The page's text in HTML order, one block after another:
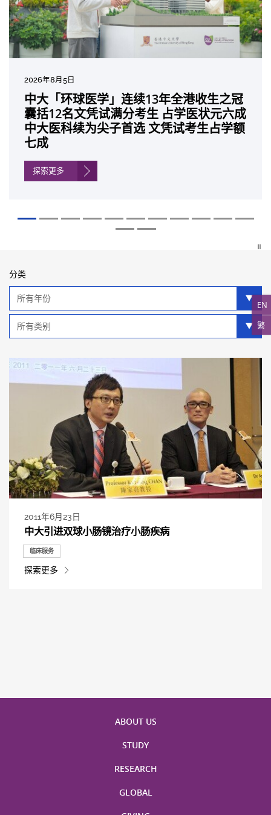
EN
繁
2026年8月5日
中大「环球医学」连续13年全港收生之冠
囊括12名文凭试满分考生 占学医状元六成
中大医科续为尖子首选 文凭试考生占学额
七成
探索更多
2026年7月10日
中大研发「AI-OCT」系统助测糖尿黄斑水
肿 假阳性转介个案锐减六成 缩短患者轮
候诊症时间
2026年7月10日
中大黄秀娟教授获颁中国工程界最高荣誉
「光华工程科技奖」 成为今届医药衞生领
域唯一香港学者
2026年7月7日
中大新设「香港中文大学凤凰奖学金」嘉
许公开试状元 鼓励学医状元走出课堂放眼
世界 装备21世纪妙手仁医
2026年6月29日
中大全新一站式PGT-Plus方案 精准辨识
传统检测中复杂基因异常「盲点」 降低人
工受孕流产及异常妊娠风险
2026年6月22日
中大发现青光眼治疗新靶点 小鼠实验证实
可恢复七成视力 有助开创崭新神经保护疗
法
2026年6月17日
中大成功拆解肝癌免疫治疗耐药性机制 揭
一种免疫细胞具「除废喂食」新功能助癌
细胞耐药性
2026年6月10日
中大与多名全球专家共同牵头跨国肺癌研
究 逾半晚期ALK阳性肺癌病人七年无恶化
因特定基因异常而引起的肺癌有望变成
「慢性病」 患者可与病共存
探索更多
2026年6月5日
中大教授陈重娥获颁「清野裕杰出领袖
奖」 成为本港首名学者荣膺亚洲糖尿病教
研最高荣誉
2026年6月2日
中大汇聚逾200位区域专家 探讨私人医疗
保险如何推动全民健康覆盖
探索更多
2026年5月19日
中大张源津医生成首位亚洲研究员 荣获国
际泌尿科权威奖项John K. Lattimer 讲座
奖
2026年5月14日
中大取得「从实验室到临床应用」研究突
破 初步证实GLP-1药物可改善严重中风康
复情况
分类
类
类
2011年6月23日
中大引进双球小肠镜治疗小肠疾病
临床服务
探索更多
ABOUT US
STUDY
RESEARCH
GLOBAL